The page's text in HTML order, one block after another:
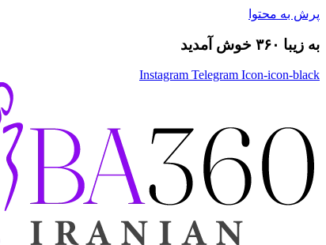
پرش به محتوا
به زیبا ۳۶۰ خوش آمدید
Instagram Telegram Icon-icon-black